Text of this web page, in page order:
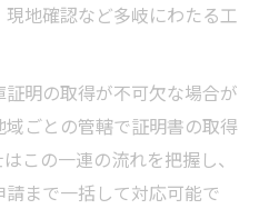
地確認など多岐にわたる工
明の取得が不可欠な場合が
ごとの管轄で証明書の取得
この一連の流れを把握し、
まで一括して対応可能で